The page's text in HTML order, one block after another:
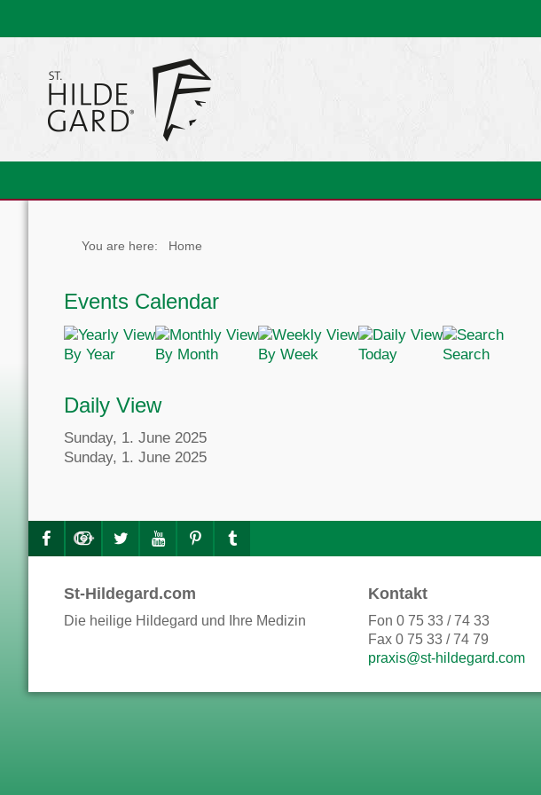
You are here: Home
Events Calendar
By Year By Month By Week Today Search
Daily View
Sunday, 1. June 2025
Sunday, 1. June 2025
St-Hildegard.com
Die heilige Hildegard und Ihre Medizin
Kontakt
Fon 0 75 33 / 74 33
Fax 0 75 33 / 74 79
praxis@st-hildegard.com